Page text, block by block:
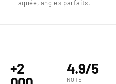
laquée, angles parfaits.
+2
4.9/5
NOTE